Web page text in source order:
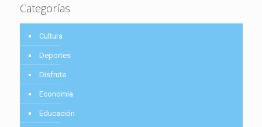
Categorías
Cultura
Deportes
Disfrute
Economía
Educación